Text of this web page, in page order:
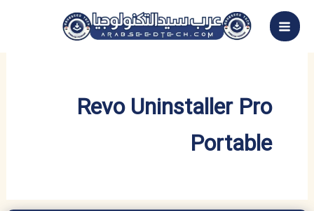
تخطي
إلى
Revo Uninstaller Pro
Portable